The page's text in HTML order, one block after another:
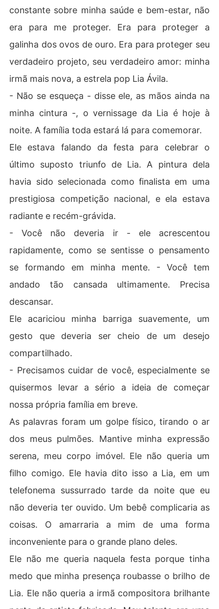
constante sobre minha saúde e bem-estar, não
era para me proteger. Era para proteger a
galinha dos ovos de ouro. Era para proteger seu
verdadeiro projeto, seu verdadeiro amor: minha
irmã mais nova, a estrela pop Lia Ávila.
- Não se esqueça - disse ele, as mãos ainda na
minha cintura -, o vernissage da Lia é hoje à
noite. A família toda estará lá para comemorar.
Ele estava falando da festa para celebrar o
último suposto triunfo de Lia. A pintura dela
havia sido selecionada como finalista em uma
prestigiosa competição nacional, e ela estava
radiante e recém-grávida.
- Você não deveria ir - ele acrescentou
rapidamente, como se sentisse o pensamento
se formando em minha mente. - Você tem
andado tão cansada ultimamente. Precisa
descansar.
Ele acariciou minha barriga suavemente, um
gesto que deveria ser cheio de um desejo
compartilhado.
- Precisamos cuidar de você, especialmente se
quisermos levar a sério a ideia de começar
nossa própria família em breve.
As palavras foram um golpe físico, tirando o ar
dos meus pulmões. Mantive minha expressão
serena, meu corpo imóvel. Ele não queria um
filho comigo. Ele havia dito isso a Lia, em um
telefonema sussurrado tarde da noite que eu
não deveria ter ouvido. Um bebê complicaria as
coisas. O amarraria a mim de uma forma
inconveniente para o grande plano deles.
Ele não me queria naquela festa porque tinha
medo que minha presença roubasse o brilho de
Lia. Ele não queria a irmã compositora brilhante